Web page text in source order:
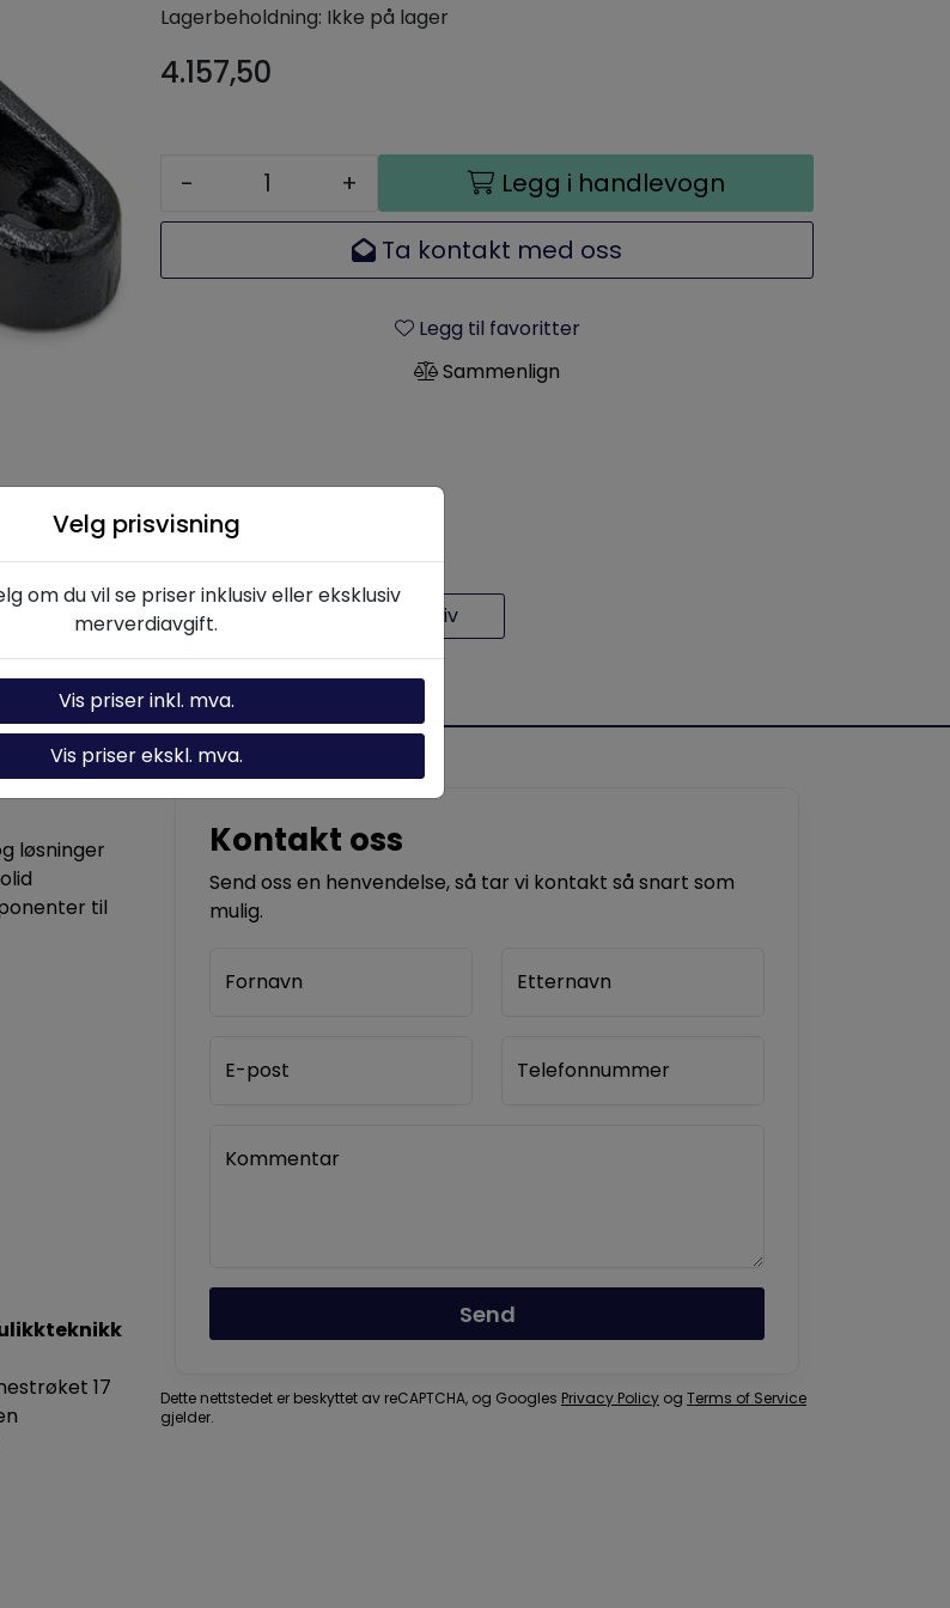
Lagerbeholdning: Ikke på lager
4.157,50
- +
Legg i handlevogn
Ta kontakt med oss
Legg til favoritter
Sammenlign
Spesifikasjoner Dokumentarkiv
løsninger
til
17
Kontakt oss
Send oss en henvendelse, så tar vi kontakt så snart som
mulig.
Fornavn Etternavn
E-post Telefonnummer
Kommentar
Send
Dette nettstedet er beskyttet av reCAPTCHA, og Googles Privacy Policy og Terms of Service
gjelder.
Velg prisvisning
om du vil se priser inklusiv eller eksklusiv
merverdiavgift.
Vis priser inkl. mva.
Vis priser ekskl. mva.